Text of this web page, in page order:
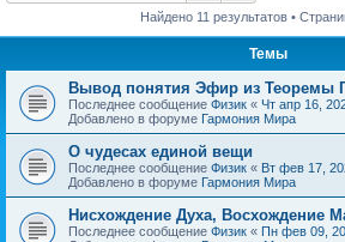
Найдено 11 результатов •
Темы
Вывод понятия Эфир из Теоремы
Последнее сообщение Физик « Чт апр 16,
Добавлено в форуме Гармония Мира
О чудесах единой вещи
Последнее сообщение Физик « Вт фев 17,
Добавлено в форуме Гармония Мира
Нисхождение Духа, Восхождение
Последнее сообщение Физик « Пн фев 09,